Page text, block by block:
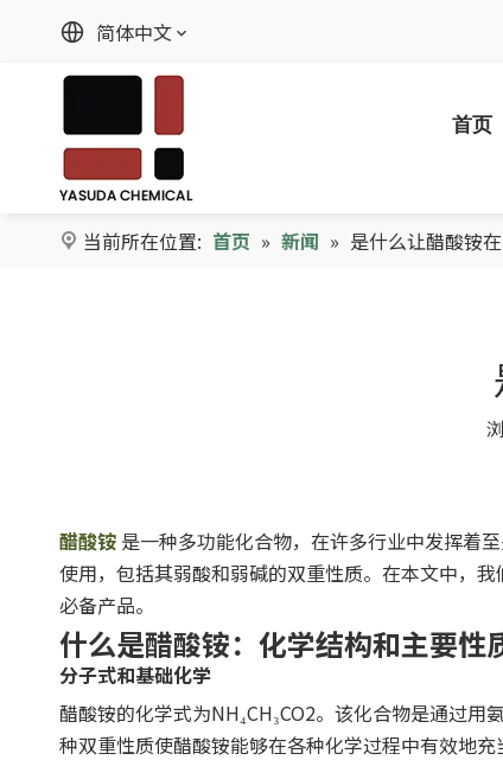
简体中文
首页
当前所在位置: 首页 » 新闻 » 是什么让醋酸铵
醋酸铵 是一种多功能化合物，在许多行业中发挥着
使用，包括其弱酸和弱碱的双重性质。在本文中，
必备产品。
什么是醋酸铵：化学结构和主要性
分子式和基础化学
醋酸铵的化学式为NH₄CH₃CO2。该化合物是通过
种双重性质使醋酸铵能够在各种化学过程中有效地